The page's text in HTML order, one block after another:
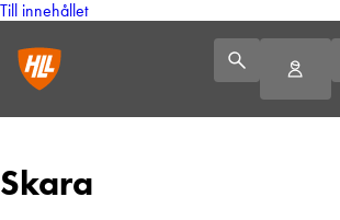
Till innehållet
Skara